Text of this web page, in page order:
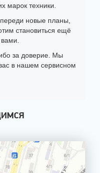
марок техники.
новые планы,
становиться ещё
за доверие. Мы
в нашем сервисном